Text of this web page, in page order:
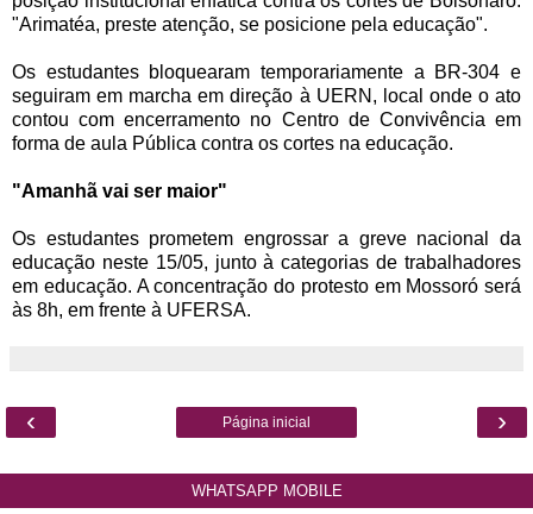
"Arimatéa, preste atenção, se posicione pela educação".
Os estudantes bloquearam temporariamente a BR-304 e
seguiram em marcha em direção à UERN, local onde o ato
contou com encerramento no Centro de Convivência em
forma de aula Pública contra os cortes na educação.
"Amanhã vai ser maior"
Os estudantes prometem engrossar a greve nacional da
educação neste 15/05, junto à categorias de trabalhadores
em educação. A concentração do protesto em Mossoró será
às 8h, em frente à UFERSA.
‹ ›
Página inicial
WHATSAPP MOBILE